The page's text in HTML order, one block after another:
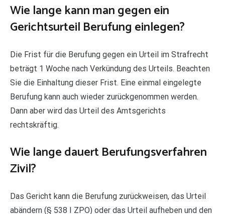
Wie lange kann man gegen ein
Gerichtsurteil Berufung einlegen?
Die Frist für die Berufung gegen ein Urteil im Strafrecht
beträgt 1 Woche nach Verkündung des Urteils. Beachten
Sie die Einhaltung dieser Frist. Eine einmal eingelegte
Berufung kann auch wieder zurückgenommen werden.
Dann aber wird das Urteil des Amtsgerichts
rechtskräftig.
Wie lange dauert Berufungsverfahren
Zivil?
Das Gericht kann die Berufung zurückweisen, das Urteil
abändern (§ 538 I ZPO) oder das Urteil aufheben und den